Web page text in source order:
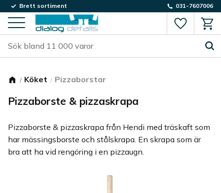
Meny
Brett sortiment 031-7607006
Köket Pizzaborstar
Pizzaborste & pizzaskrapa
Pizzaborste & pizzaskrapa från Hendi med träskaft som
har mässingsborste och stålskrapa. En skrapa som är
bra att ha vid rengöring i en pizzaugn.